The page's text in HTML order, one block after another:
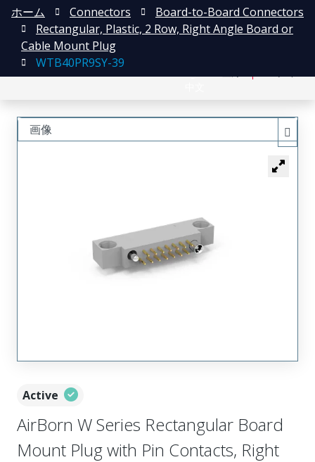
ホーム Connectors
Board-to-Board Connectors
Rectangular, Plastic, 2 Row, Right Angle Board or
Cable Mount Plug
WTB40PR9SY-39
Active
AirBorn W Series Rectangular Board
Mount Plug with Pin Contacts, Right
画像